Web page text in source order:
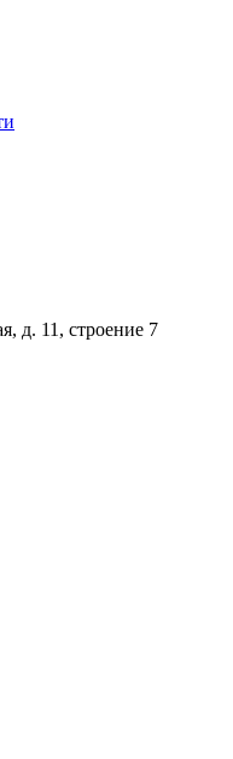
д. 11, строение 7